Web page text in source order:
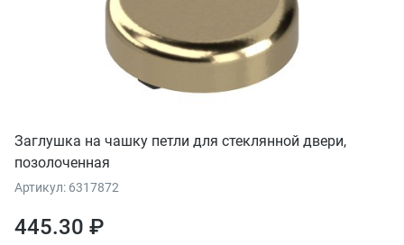
Заглушка на чашку петли для стеклянной двери,
позолоченная
Артикул: 6317872
445.30 ₽